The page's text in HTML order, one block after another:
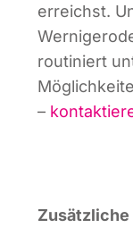
erreichst.
rou­ti­niert
–
Zusätz­li­che